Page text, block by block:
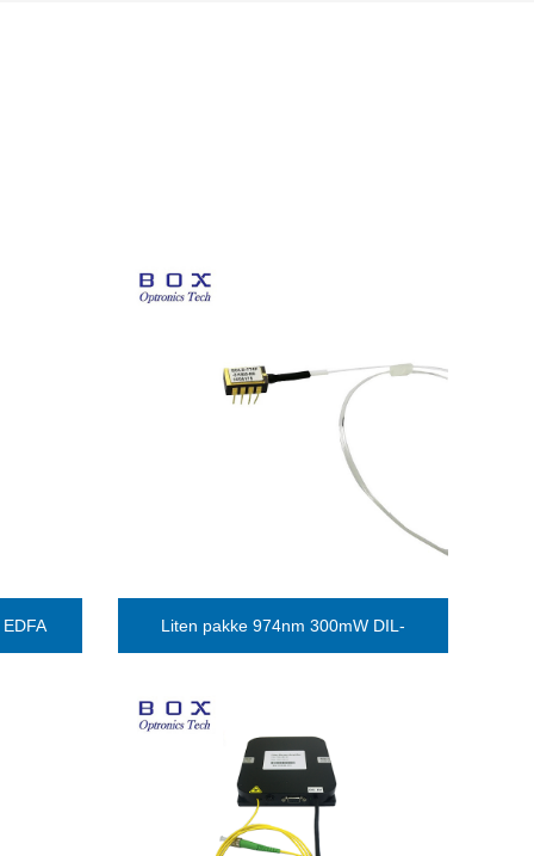
Liten pakke 974nm 300mW DIL-